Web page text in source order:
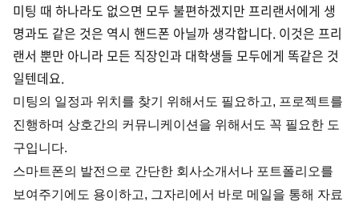
미팅 때 하나라도 없으면 모두 불편하겠지만 프리랜서에게 생
명과도 같은 것은 역시 핸드폰 아닐까 생각합니다. 이것은 프리
랜서 뿐만 아니라 모든 직장인과 대학생들 모두에게 똑같은 것
일텐데요.
미팅의 일정과 위치를 찾기 위해서도 필요하고, 프로젝트를
진행하며 상호간의 커뮤니케이션을 위해서도 꼭 필요한 도
구입니다.
스마트폰의 발전으로 간단한 회사소개서나 포트폴리오를
보여주기에도 용이하고, 그자리에서 바로 메일을 통해 자료